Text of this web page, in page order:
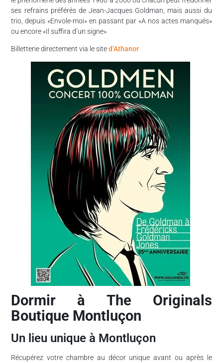
ses refrains préférés de Jean-Jacques Goldman, mais aussi du
trio, depuis «Envole-moi» en passant par «A nos actes manqués»
ou encore «Il suffira d’un signe»
Billetterie directement via le sited’Athanor
Dormir à The Originals
Boutique Montluçon
Un lieu unique à Montluçon
Récupérez votre chambre au décor unique avant ou après le